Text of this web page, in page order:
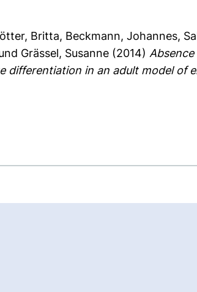
Britta, Beckmann, Johannes,
Grässel, Susanne (2014)
differentiation in an adult model of